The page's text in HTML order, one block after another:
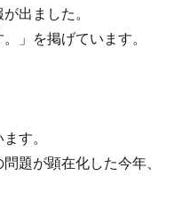
出ました。
」を掲げています。
す。
題が顕在化した今年、